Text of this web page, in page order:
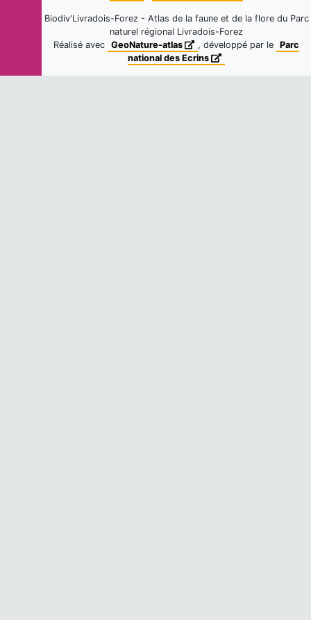
Biodiv'Livradois-Forez - Atlas de la faune et de la flore du Parc
naturel régional Livradois-Forez
Réalisé avec GeoNature-atlas , développé par le
Parc
national des Ecrins